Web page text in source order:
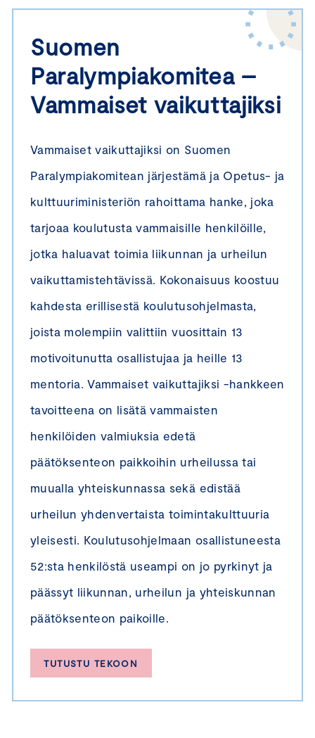
Suomen
Paralympiakomitea –
Vammaiset vaikuttajiksi
Vammaiset vaikuttajiksi on Suomen
Paralympiakomitean järjestämä ja Opetus- ja
kulttuuriministeriön rahoittama hanke, joka
tarjoaa koulutusta vammaisille henkilöille,
jotka haluavat toimia liikunnan ja urheilun
vaikuttamistehtävissä. Kokonaisuus koostuu
kahdesta erillisestä koulutusohjelmasta,
joista molempiin valittiin vuosittain 13
motivoitunutta osallistujaa ja heille 13
mentoria. Vammaiset vaikuttajiksi -hankkeen
tavoitteena on lisätä vammaisten
henkilöiden valmiuksia edetä
päätöksenteon paikkoihin urheilussa tai
muualla yhteiskunnassa sekä edistää
urheilun yhdenvertaista toimintakulttuuria
yleisesti. Koulutusohjelmaan osallistuneesta
52:sta henkilöstä useampi on jo pyrkinyt ja
päässyt liikunnan, urheilun ja yhteiskunnan
päätöksenteon paikoille.
TUTUSTU TEKOON